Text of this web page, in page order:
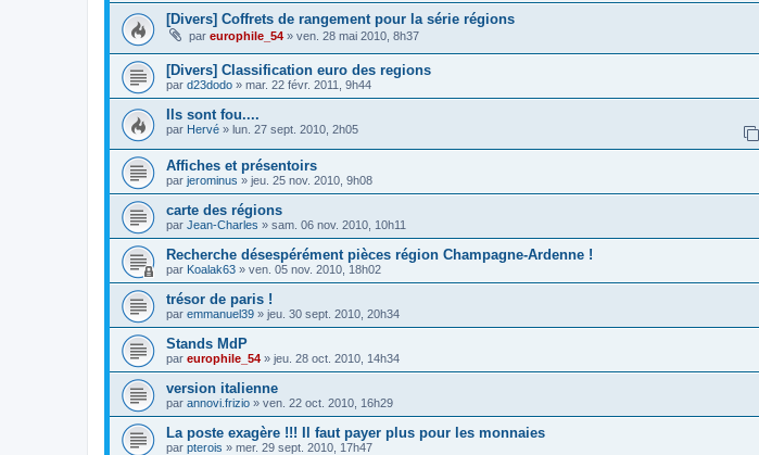
[Divers] Coffrets de rangement pour la série régions
par europhile_54 » ven. 28 mai 2010, 8h37
[Divers] Classification euro des regions
par d23dodo » mar. 22 févr. 2011, 9h44
Ils sont fou....
par Hervé » lun. 27 sept. 2010, 2h05
Affiches et présentoirs
par jerominus » jeu. 25 nov. 2010, 9h08
carte des régions
par Jean-Charles » sam. 06 nov. 2010, 10h11
Recherche désespérément pièces région Champagne-Ardenne !
par Koalak63 » ven. 05 nov. 2010, 18h02
trésor de paris !
par emmanuel39 » jeu. 30 sept. 2010, 20h34
Stands MdP
par europhile_54 » jeu. 28 oct. 2010, 14h34
version italienne
par annovi.frizio » ven. 22 oct. 2010, 16h29
La poste exagère !!! Il faut payer plus pour les monnaies
par pterois » mer. 29 sept. 2010, 17h47